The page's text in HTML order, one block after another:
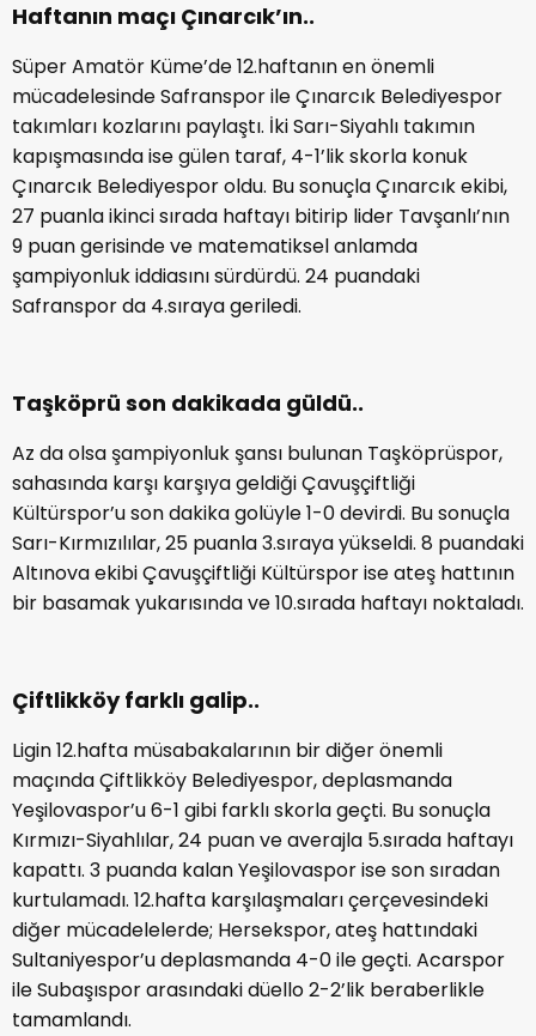
Haftanın maçı Çınarcık’ın..
Süper Amatör Küme’de 12.haftanın en önemli
mücadelesinde Safranspor ile Çınarcık Belediyespor
takımları kozlarını paylaştı. İki Sarı-Siyahlı takımın
kapışmasında ise gülen taraf, 4-1’lik skorla konuk
Çınarcık Belediyespor oldu. Bu sonuçla Çınarcık ekibi,
27 puanla ikinci sırada haftayı bitirip lider Tavşanlı’nın
9 puan gerisinde ve matematiksel anlamda
şampiyonluk iddiasını sürdürdü. 24 puandaki
Safranspor da 4.sıraya geriledi.
Taşköprü son dakikada güldü..
Az da olsa şampiyonluk şansı bulunan Taşköprüspor,
sahasında karşı karşıya geldiği Çavuşçiftliği
Kültürspor’u son dakika golüyle 1-0 devirdi. Bu sonuçla
Sarı-Kırmızılılar, 25 puanla 3.sıraya yükseldi. 8 puandaki
Altınova ekibi Çavuşçiftliği Kültürspor ise ateş hattının
bir basamak yukarısında ve 10.sırada haftayı noktaladı.
Çiftlikköy farklı galip..
Ligin 12.hafta müsabakalarının bir diğer önemli
maçında Çiftlikköy Belediyespor, deplasmanda
Yeşilovaspor’u 6-1 gibi farklı skorla geçti. Bu sonuçla
Kırmızı-Siyahlılar, 24 puan ve averajla 5.sırada haftayı
kapattı. 3 puanda kalan Yeşilovaspor ise son sıradan
kurtulamadı. 12.hafta karşılaşmaları çerçevesindeki
diğer mücadelelerde; Hersekspor, ateş hattındaki
Sultaniyespor’u deplasmanda 4-0 ile geçti. Acarspor
ile Subaşıspor arasındaki düello 2-2’lik beraberlikle
tamamlandı.